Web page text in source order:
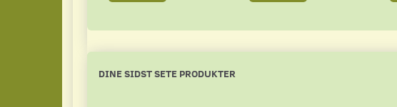
DINE SIDST SETE PRODUKTER